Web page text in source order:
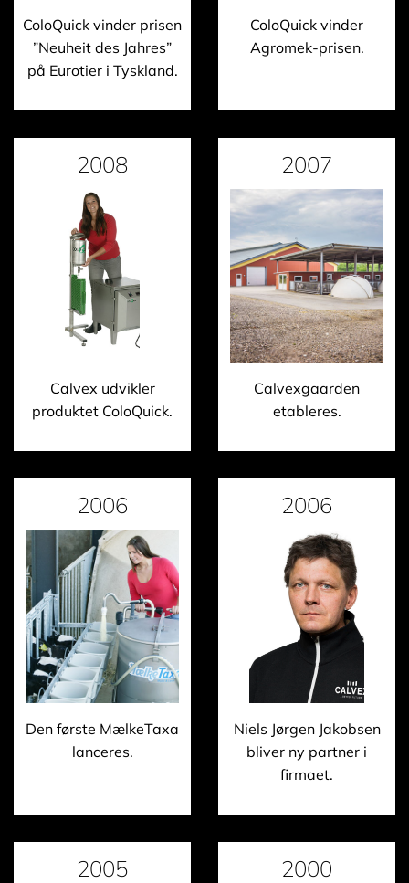
ColoQuick vinder prisen
”Neuheit des Jahres”
på Eurotier i Tyskland.
ColoQuick vinder
Agromek-prisen.
2008
Calvex udvikler
produktet ColoQuick.
2007
Calvexgaarden
etableres.
2006
Den første MælkeTaxa
lanceres.
2006
Niels Jørgen Jakobsen
bliver ny partner i
firmaet.
2005 2000